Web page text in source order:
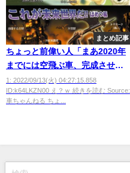
まとめ記事
ちょっと前偉い人「まあ2020年
までには空飛ぶ車、完成させら
れますかねｗ」←え？
1: 2022/09/13(火) 04:27:15.858
ID:k64LKZN00 え？ｗ 続きを読む Source:
車ちゃんねる ちょ...